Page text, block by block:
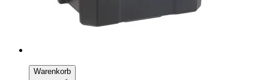
Warenkorb